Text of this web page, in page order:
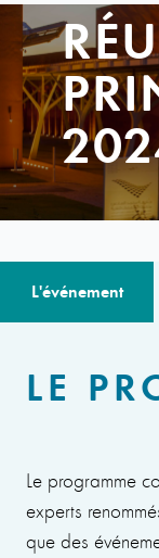
L'événement
LE
Le programme
experts
que des